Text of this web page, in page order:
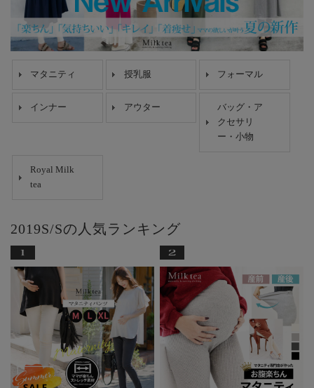
マタニティ 授乳服 フォーマル
インナー アウター
バッグ・ア
クセサリ
ー・小物
Royal Milk
tea
2019S/Sの人気ランキング